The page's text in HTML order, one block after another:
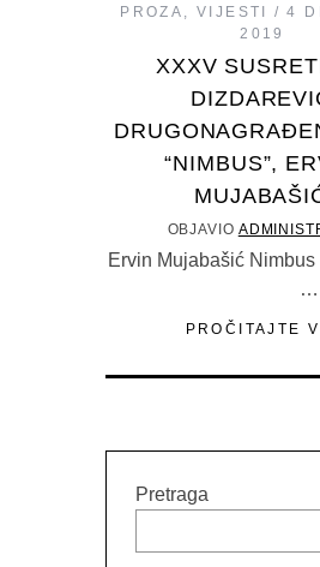
PROZA ,VIJESTI
4
2019
XXXV
“NIMBUS”,
OBJAVIO
Ervin Mujabašić
…
PROČITAJTE
Pretraga